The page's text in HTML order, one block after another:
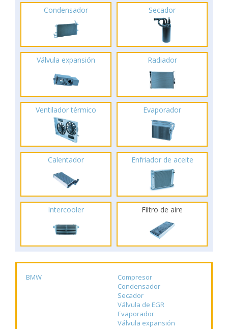
Condensador Secador
Válvula expansión Radiador
Ventilador térmico Evaporador
Calentador Enfriador de aceite
Intercooler Filtro de aire
BMW
Compresor
Condensador
Secador
Válvula de EGR
Evaporador
Válvula expansión